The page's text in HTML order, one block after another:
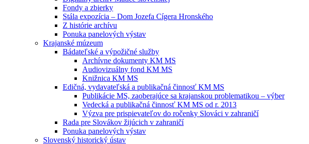
Fondy a zbierky
Stála expozícia – Dom Jozefa Cígera Hronského
Z histórie archívu
Ponuka panelových výstav
Krajanské múzeum
Bádateľské a výpožičné služby
Archívne dokumenty KM MS
Audiovizuálny fond KM MS
Knižnica KM MS
Edičná, vydavateľská a publikačná činnosť KM MS
Publikácie MS, zaoberajúce sa krajanskou problematikou – výber
Vedecká a publikačná činnosť KM MS od r. 2013
Výzva pre prispievateľov do ročenky Slováci v zahraničí
Rada pre Slovákov žijúcich v zahraničí
Ponuka panelových výstav
Slovenský historický ústav